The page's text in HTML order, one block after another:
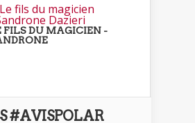
FILS DU MAGICIEN -
#AVISPOLAR